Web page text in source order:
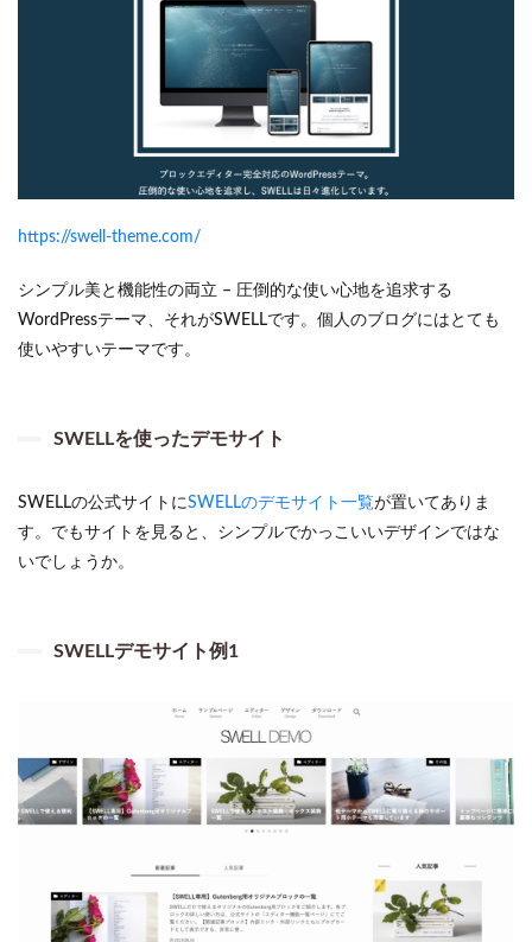
https://swell-theme.com/
シンプル美と機能性の両立 – 圧倒的な使い心地を追求する
WordPressテーマ、それがSWELLです。個人のブログにはとても
使いやすいテーマです。
SWELLを使ったデモサイト
SWELLの公式サイトにSWELLのデモサイト一覧が置いてありま
す。でもサイトを見ると、シンプルでかっこいいデザインではな
いでしょうか。
SWELLデモサイト例1